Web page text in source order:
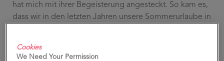
hat mich mit ihrer Begeisterung angesteckt. So kam es,
dass wir in den letzten Jahren unsere Sommerurlaube in
den Urlaub auszuweiten und eventuell mit der Arbeit zu
Cookies
We Need Your Permission